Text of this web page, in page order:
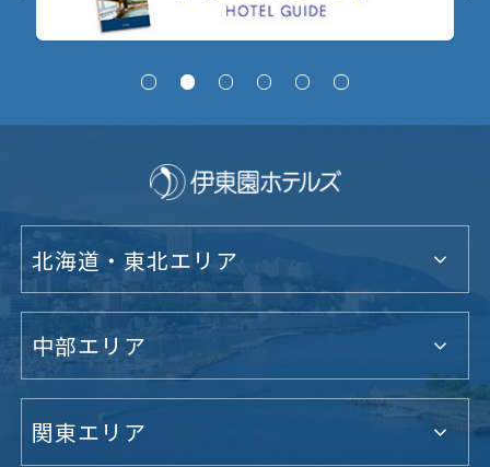
北海道・東北エリア
中部エリア
関東エリア